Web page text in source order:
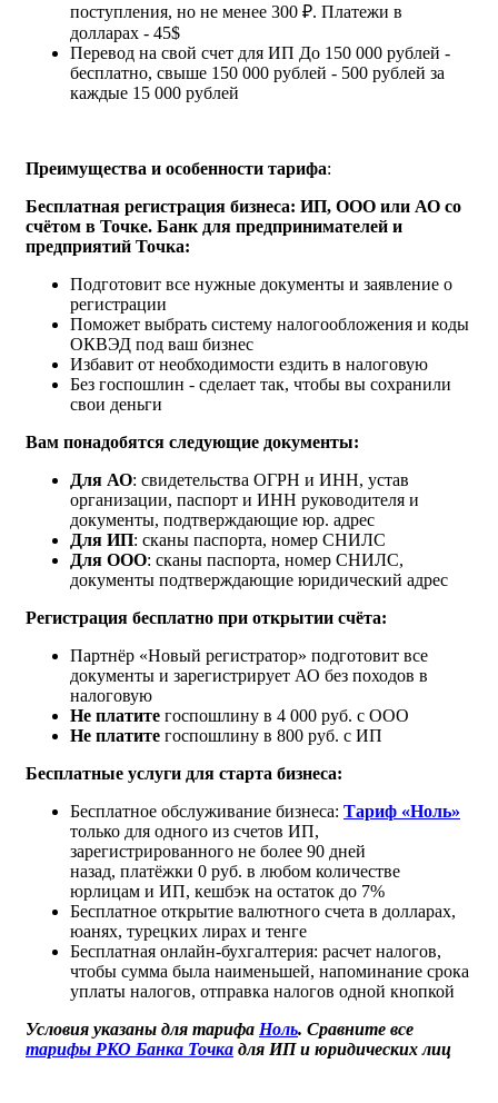
поступления, но не менее 300 ₽. Платежи в
долларах - 45$
Перевод на свой счет для ИП До 150 000 рублей -
бесплатно, свыше 150 000 рублей - 500 рублей за
каждые 15 000 рублей
Преимущества и особенности тарифа:
Бесплатная регистрация бизнеса: ИП, ООО или АО со
счётом в Точке. Банк для предпринимателей и
предприятий Точка:
Подготовит все нужные документы и заявление о
регистрации
Поможет выбрать систему налогообложения и коды
ОКВЭД под ваш бизнес
Избавит от необходимости ездить в налоговую
Без госпошлин - сделает так, чтобы вы сохранили
свои деньги
Вам понадобятся следующие документы:
Для АО: свидетельства ОГРН и ИНН, устав
организации, паспорт и ИНН руководителя и
документы, подтверждающие юр. адрес
Для ИП: сканы паспорта, номер СНИЛС
Для ООО: сканы паспорта, номер СНИЛС,
документы подтверждающие юридический адрес
Регистрация бесплатно при открытии счёта:
Партнёр «Новый регистратор» подготовит все
документы и зарегистрирует АО без походов в
налоговую
Не платите госпошлину в 4 000 руб. с ООО
Не платите госпошлину в 800 руб. с ИП
Бесплатные услуги для старта бизнеса:
Бесплатное обслуживание бизнеса: Тариф «Ноль»
только для одного из счетов ИП,
зарегистрированного не более 90 дней
назад, платёжки 0 руб. в любом количестве
юрлицам и ИП, кешбэк на остаток до 7%
Бесплатное открытие валютного счета в долларах,
юанях, турецких лирах и тенге
Бесплатная онлайн-бухгалтерия: расчет налогов,
чтобы сумма была наименьшей, напоминание срока
уплаты налогов, отправка налогов одной кнопкой
Условия указаны для тарифа Ноль. Сравните все
тарифы РКО Банка Точка для ИП и юридических лиц